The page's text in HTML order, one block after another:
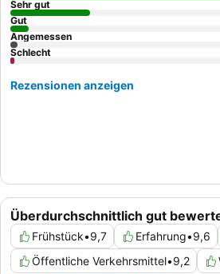
Überdurchschnittlich gut
Frühstück•9,7 Erfahrung•9,6
Öffentliche Verkehrsmittel•9,2
Sehr gut
Gut
Angemessen
Schlecht
Rezensionen anzeigen